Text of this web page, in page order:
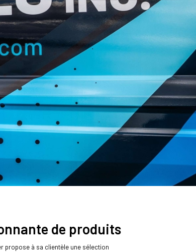
de produits
propose à sa clientèle une sélection